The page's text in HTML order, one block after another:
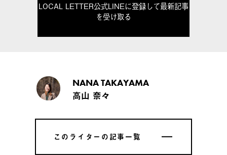
LOCAL LETTER公式LINEに登録して最新記事
を受け取る
NANA TAKAYAMA
高山 奈々
このライターの記事一覧
このライターの記事一覧